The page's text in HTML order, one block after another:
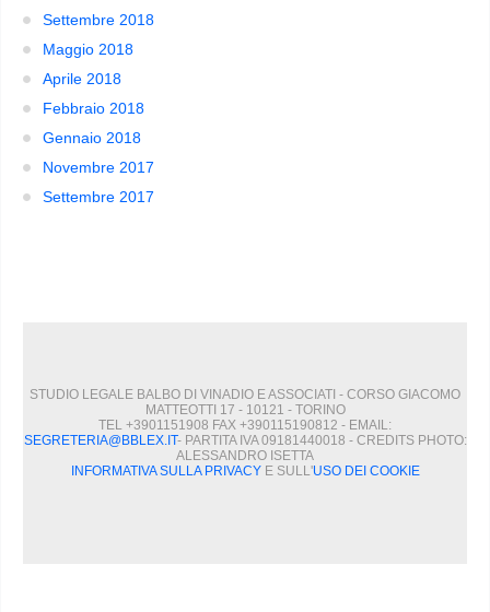
Settembre 2018
Maggio 2018
Aprile 2018
Febbraio 2018
Gennaio 2018
Novembre 2017
Settembre 2017
STUDIO LEGALE BALBO DI VINADIO E ASSOCIATI - CORSO GIACOMO
MATTEOTTI 17 - 10121 - TORINO
TEL +3901151908 FAX +390115190812 - EMAIL:
SEGRETERIA@BBLEX.IT- PARTITA IVA 09181440018 - CREDITS PHOTO:
ALESSANDRO ISETTA
INFORMATIVA SULLA PRIVACYE SULL'USO DEI COOKIE